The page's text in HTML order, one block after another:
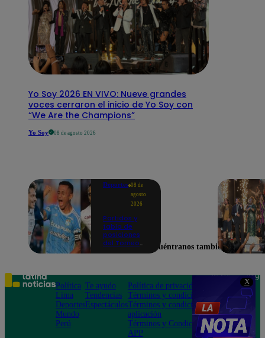
X
Yo Soy 2026 EN VIVO: Nueve grandes
voces cerraron el inicio de Yo Soy con
“We Are the Champions”
Yo Soy 08 de agosto 2026
Deportes 08 de
agosto
2026
Partidos y
tabla de
posiciones
del Torneo
en la fecha 4
Encuéntranos también en
Política
Lima
Deportes
Mundo
Perú
Te ayudo
Tendencias
Espectáculos
Política de privacidad
Términos y condiciones
Términos y condiciones
aplicación
Términos y Condiciones
APP
Teléfono: 219
Av. San
Felipe 968
Jesús María